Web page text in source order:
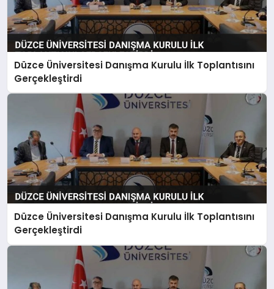
Düzce Üniversitesi Danışma Kurulu İlk Toplantısını
Gerçekleştirdi
Düzce Üniversitesi Danışma Kurulu İlk Toplantısını
Gerçekleştirdi